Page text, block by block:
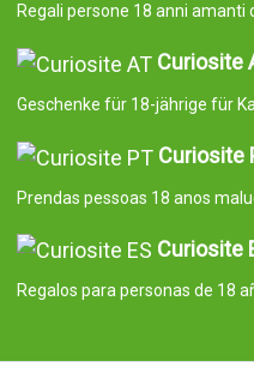
Regali persone 18 anni amanti
Curiosite
Geschenke für 18-jährige für
Curiosite
Prendas pessoas 18 anos
Curiosite
Regalos para personas de 18